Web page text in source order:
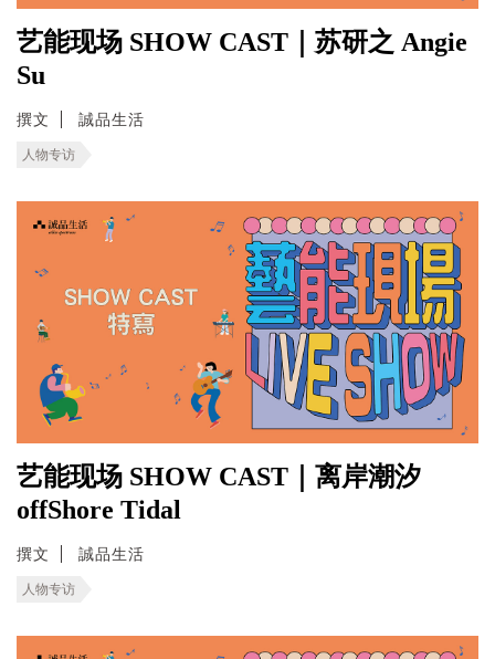
艺能现场 SHOW CAST｜苏研之 Angie
Su
撰文 誠品生活
人物专访
艺能现场 SHOW CAST｜离岸潮汐
offShore Tidal
撰文 誠品生活
人物专访